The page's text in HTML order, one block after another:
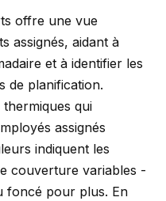
offre une vue
assignés, aidant à
et à identifier les
de planification.
qui
assignés
indiquent les
couverture variables -
foncé pour plus. En